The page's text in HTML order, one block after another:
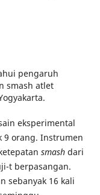
pengaruh
smash atlet
eksperimental
9 orang. Instrumen
smashdari
t berpasangan.
sebanyak 16 kali